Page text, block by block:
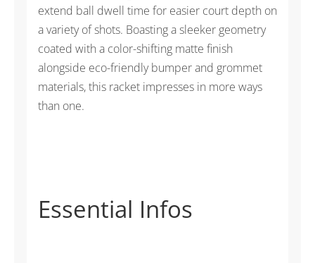
extend ball dwell time for easier court depth on
a variety of shots. Boasting a sleeker geometry
coated with a color-shifting matte finish
alongside eco-friendly bumper and grommet
materials, this racket impresses in more ways
than one.
Essential Infos